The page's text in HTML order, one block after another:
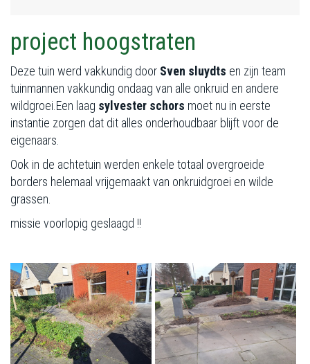
project hoogstraten
Deze tuin werd vakkundig door Sven sluydts en zijn team
tuinmannen vakkundig ondaag van alle onkruid en andere
wildgroei.Een laag sylvester schors moet nu in eerste
instantie zorgen dat dit alles onderhoudbaar blijft voor de
eigenaars.
Ook in de achtetuin werden enkele totaal overgroeide
borders helemaal vrijgemaakt van onkruidgroei en wilde
grassen.
missie voorlopig geslaagd !!